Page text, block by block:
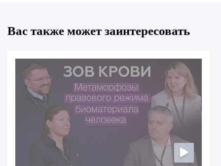
Вас также может заинтересовать